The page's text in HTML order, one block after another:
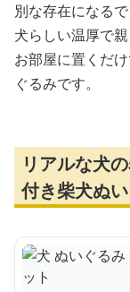
別な存在になるで
犬らしい温厚で
お部屋に置くだ
ぐるみです。
リアルな犬
付き柴犬ぬ